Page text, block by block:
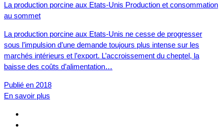
La production porcine aux Etats-Unis Production et consommation
au sommet
La production porcine aux Etats-Unis ne cesse de progresser
sous l’impulsion d’une demande toujours plus intense sur les
marchés intérieurs et l’export. L’accroissement du cheptel, la
baisse des coûts d’alimentation…
Publié en 2018
En savoir plus